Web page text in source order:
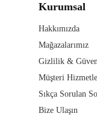
Kurumsal
Hakkımızda
Mağazalarımız
Gizlilik &
Müşteri
Sıkça Sorulan
Bize Ulaşın